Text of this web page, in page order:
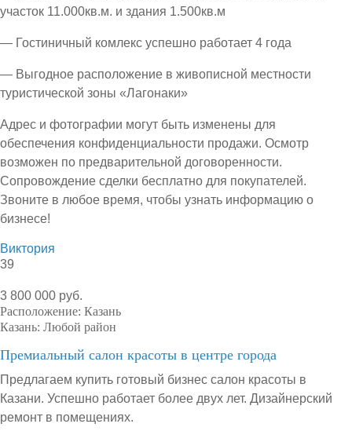
участок 11.000кв.м. и здания 1.500кв.м
— Гостиничный комлекс успешно работает 4 года
— Выгодное расположение в живописной местности
туристической зоны «Лагонаки»
Адрес и фотографии могут быть изменены для
обеспечения конфиденциальности продажи. Осмотр
возможен по предварительной договоренности.
Сопровождение сделки бесплатно для покупателей.
Звоните в любое время, чтобы узнать информацию о
бизнесе!
Виктория
39
3 800 000 руб.
Расположение: Казань
Казань: Любой район
Премиальный салон красоты в центре города
Предлагаем купить готовый бизнес салон красоты в
Казани. Успешно работает более двух лет. Дизайнерский
ремонт в помещениях.